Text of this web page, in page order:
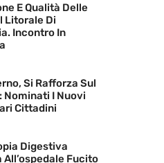
E Qualità Delle
Litorale Di
Incontro In
Si Rafforza Sul
Nominati I Nuovi
Cittadini
Digestiva
All’ospedale Fucito